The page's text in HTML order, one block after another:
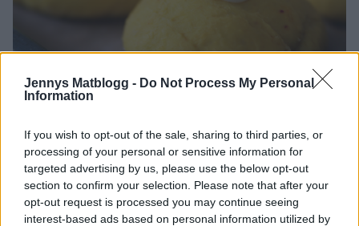
Jennys Matblogg - Do Not Process My Personal
Information
If you wish to opt-out of the sale, sharing to third parties, or
processing of your personal or sensitive information for
targeted advertising by us, please use the below opt-out
section to confirm your selection. Please note that after your
opt-out request is processed you may continue seeing
interest-based ads based on personal information utilized by
bakning.
Och detta tycker jag en en rolig variant av lussebulle,
istället för den vanliga traditionella lussebullarna.
Baka dem så snart ni får tid ?